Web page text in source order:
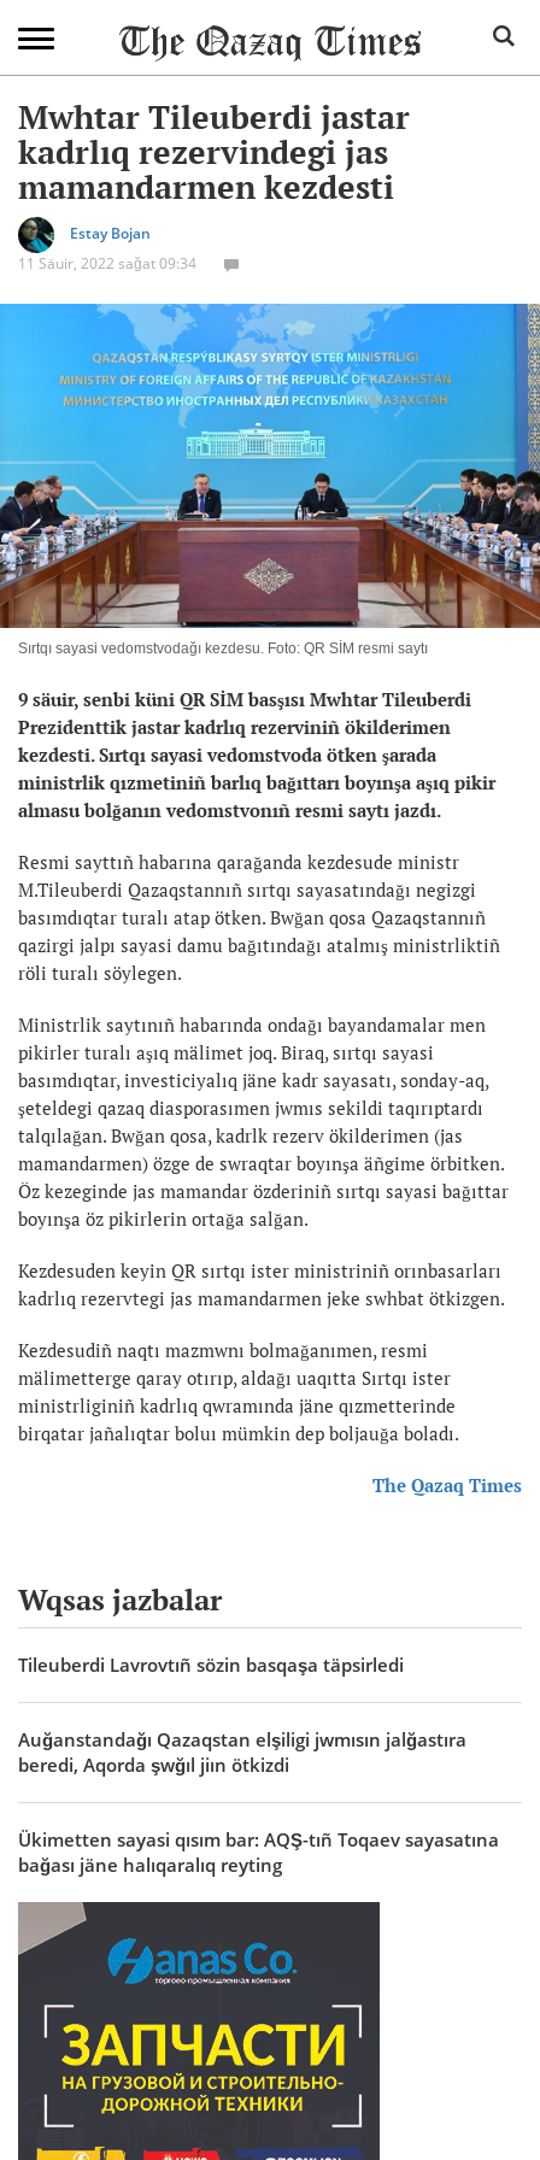
Mwhtar Tileuberdi jastar
kadrlıq rezervindegi jas
mamandarmen kezdesti
Estay Bojan
11 Säuir, 2022 sağat 09:34
Sırtqı sayasi vedomstvodağı kezdesu. Foto: QR SİM resmi saytı
9 säuir, senbi küni QR SİM basşısı Mwhtar Tileuberdi
Prezidenttik jastar kadrlıq rezerviniñ ökilderimen
kezdesti. Sırtqı sayasi vedomstvoda ötken şarada
ministrlik qızmetiniñ barlıq bağıttarı boyınşa aşıq pikir
almasu bolğanın vedomstvonıñ resmi saytı jazdı.
Resmi sayttıñ habarına qarağanda kezdesude ministr
M.Tileuberdi Qazaqstannıñ sırtqı sayasatındağı negizgi
basımdıqtar turalı atap ötken. Bwğan qosa Qazaqstannıñ
qazirgi jalpı sayasi damu bağıtındağı atalmış ministrliktiñ
röli turalı söylegen.
Ministrlik saytınıñ habarında ondağı bayandamalar men
pikirler turalı aşıq mälimet joq. Biraq, sırtqı sayasi
basımdıqtar, investiciyalıq jäne kadr sayasatı, sonday-aq,
şeteldegi qazaq diasporasımen jwmıs sekildi taqırıptardı
talqılağan. Bwğan qosa, kadrlk rezerv ökilderimen (jas
mamandarmen) özge de swraqtar boyınşa äñgime örbitken.
Öz kezeginde jas mamandar özderiniñ sırtqı sayasi bağıttar
boyınşa öz pikirlerin ortağa salğan.
Kezdesuden keyin QR sırtqı ister ministriniñ orınbasarları
kadrlıq rezervtegi jas mamandarmen jeke swhbat ötkizgen.
Kezdesudiñ naqtı mazmwnı bolmağanımen, resmi
mälimetterge qaray otırıp, aldağı uaqıtta Sırtqı ister
ministrliginiñ kadrlıq qwramında jäne qızmetterinde
birqatar jañalıqtar boluı mümkin dep boljauğa boladı.
The Qazaq Times
Wqsas jazbalar
Tileuberdi Lavrovtıñ sözin basqaşa täpsirledi
Auğanstandağı Qazaqstan elşiligi jwmısın jalğastıra
beredi, Aqorda şwğıl jiın ötkizdi
Ükimetten sayasi qısım bar: AQŞ-tıñ Toqaev sayasatına
bağası jäne halıqaralıq reyting